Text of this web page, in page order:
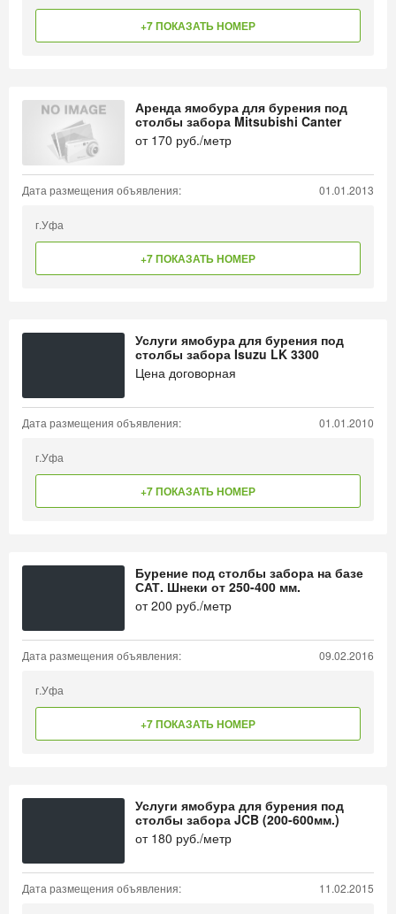
+7 ПОКАЗАТЬ НОМЕР
Аренда ямобура для бурения под
столбы забора Mitsubishi Canter
от 170 руб./метр
Дата размещения объявления: 01.01.2013
г.Уфа
+7 ПОКАЗАТЬ НОМЕР
Услуги ямобура для бурения под
столбы забора Isuzu LK 3300
Цена договорная
Дата размещения объявления: 01.01.2010
г.Уфа
+7 ПОКАЗАТЬ НОМЕР
Бурение под столбы забора на базе
САТ. Шнеки от 250-400 мм.
от200 руб./метр
Дата размещения объявления: 09.02.2016
г.Уфа
+7 ПОКАЗАТЬ НОМЕР
Услуги ямобура для бурения под
столбы забора JCB (200-600мм.)
от 180 руб./метр
Дата размещения объявления: 11.02.2015